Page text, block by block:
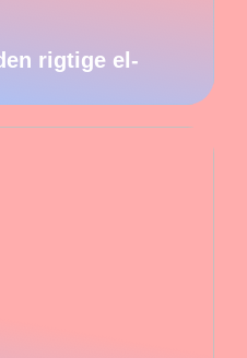
rigtige el-